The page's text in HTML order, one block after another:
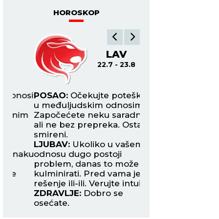
HOROSKOP
LAV
22.7 - 23.8
POSAO:Očekujte poteškoće
u međuljudskim odnosima.
Započećete neku saradnju,
ali ne bez prepreka. Ostanite
smireni.
LJUBAV:Ukoliko u vašem
odnosu dugo postoji
problem, danas to može
kulminirati. Pred vama je
rešenje ili-ili. Verujte intuiciji.
ZDRAVLJE:Dobro se
osećate.